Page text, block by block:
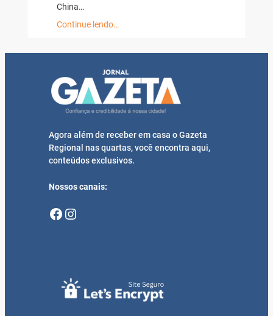
China…
Continue lendo…
Agora além de receber em casa o Gazeta
Regional nas quartas, você encontra aqui,
conteúdos exclusivos.
Nossos canais:
Facebook Instagram